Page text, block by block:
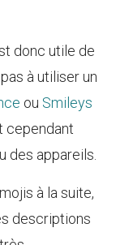
donc utile de
à utiliser un
ou Smileys
cependant
des appareils.
à la suite,
descriptions